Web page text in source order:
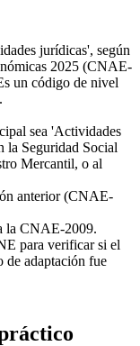
jurídicas', según
2025 (CNAE-
un código de nivel
sea 'Actividades
la Seguridad Social
Mercantil, o al
anterior (CNAE-
la CNAE-2009.
para verificar si el
adaptación fue